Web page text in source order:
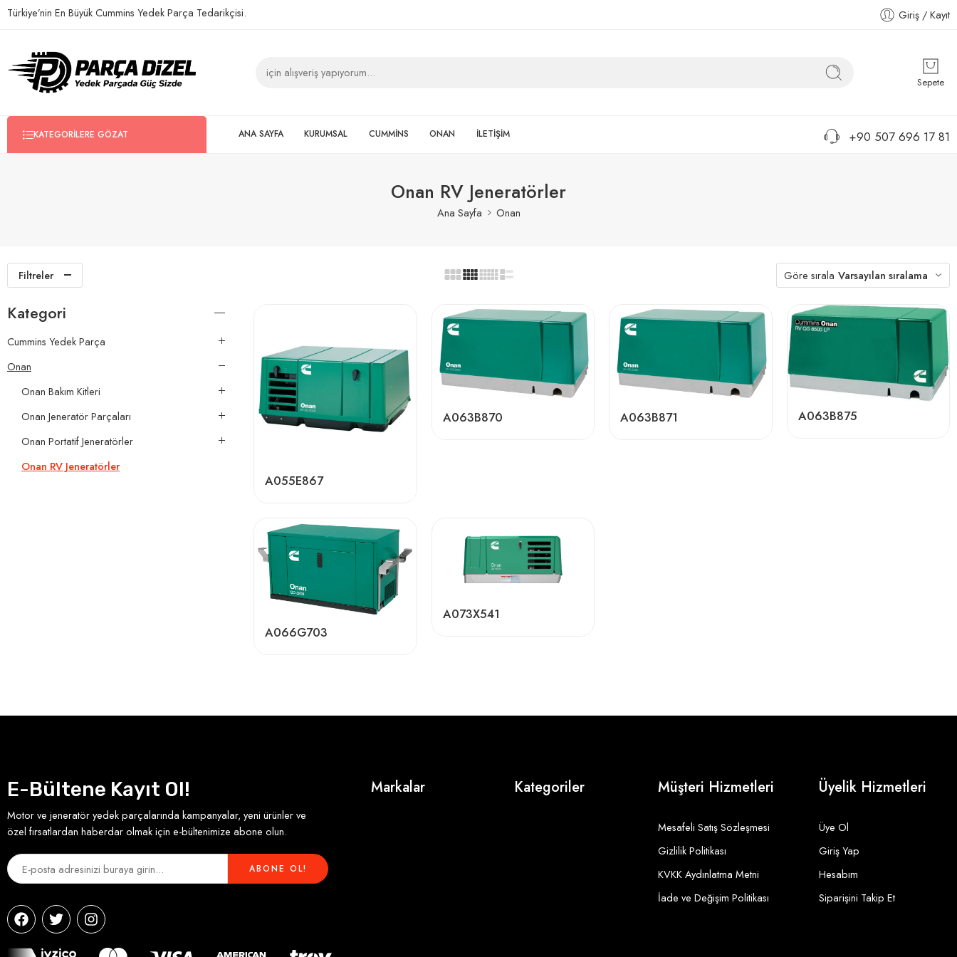
Türkiye’nin En Büyük Cummins Yedek Parça Tedarikçisi. Giriş / Kayıt
Sepete
KATEGORILERE GÖZAT ANA SAYFA KURUMSAL CUMMİNS ONAN İLETİŞİM +90 507 696 17 81
Onan RV Jeneratörler
Ana Sayfa Onan
Filtreler Göre sırala Varsayılan sıralama
A055E867
A063B870 A063B871 A063B875
A066G703
A073X541
Kategori
Cummins Yedek Parça
Onan
Onan Bakım Kitleri
Onan Jeneratör Parçaları
Onan Portatif Jeneratörler
Onan RV Jeneratörler
E-Bültene Kayıt Ol!
Motor ve jeneratör yedek parçalarında kampanyalar, yeni ürünler ve
özel fırsatlardan haberdar olmak için e-bültenimize abone olun.
Markalar Kategoriler Müşteri Hizmetleri
Mesafeli Satış Sözleşmesi
Gizlilik Politikası
KVKK Aydınlatma Metni
İade ve Değişim Politikası
Üyelik Hizmetleri
Üye Ol
Giriş Yap
Hesabım
Siparişini Takip Et